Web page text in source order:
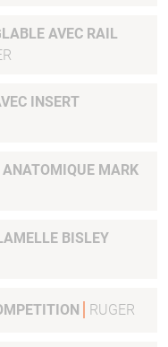
AVEC RAIL
INSERT
MARK
BISLEY
RUGER